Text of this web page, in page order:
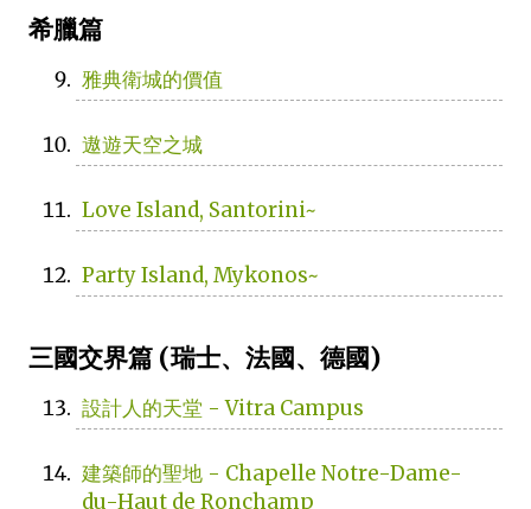
希臘篇
雅典衛城的價值
遨遊天空之城
Love Island, Santorini~
Party Island, Mykonos~
三國交界篇 (瑞士、法國、德國)
設計人的天堂 - Vitra Campus
建築師的聖地 - Chapelle Notre-Dame-
du-Haut de Ronchamp